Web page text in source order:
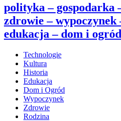
polityka – gospodarka
zdrowie – wypoczynek
edukacja – dom i ogród
Technologie
Kultura
Historia
Edukacja
Dom i Ogród
Wypoczynek
Zdrowie
Rodzina